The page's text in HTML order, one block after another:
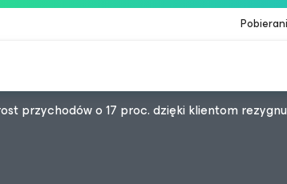
których dotyczy aktualizacja
przychodów o 17 proc. dzięki klientom